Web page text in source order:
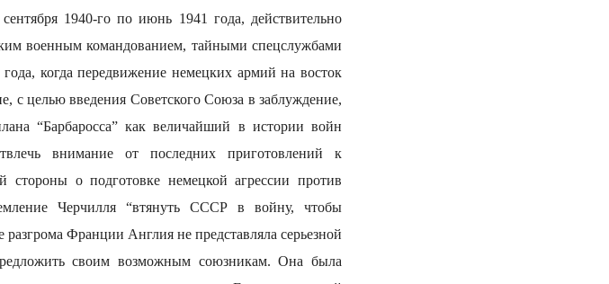
1940-го по июнь 1941 года, действительно
военным командованием, тайными спецслужбами
когда передвижение немецких армий на восток
с целью введения Советского Союза в заблуждение,
“Барбаросса” как величайший в истории войн
внимание от последних приготовлений к
о подготовке немецкой агрессии против
Черчилля “втянуть СССР в войну, чтобы
разгрома Франции Англия не представляла серьезной
своим возможным союзникам. Она была